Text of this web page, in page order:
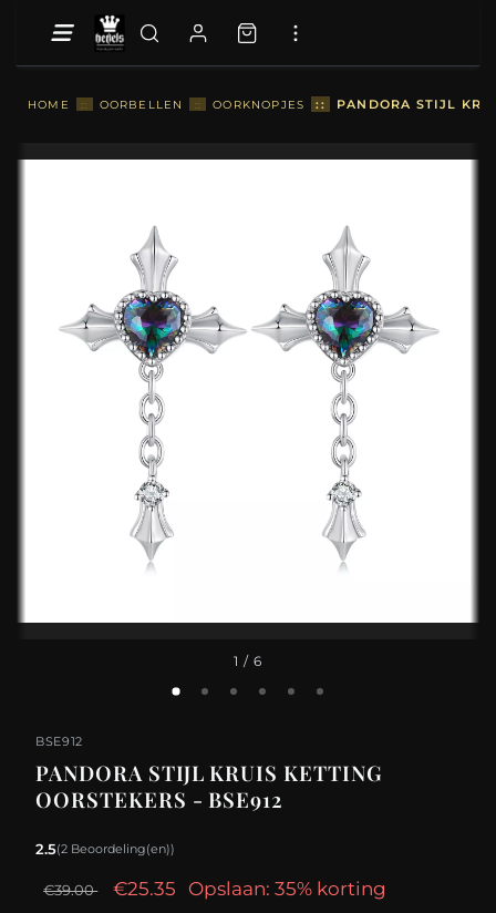
HOME :: OORBELLEN :: OORKNOPJES :: PANDORA STIJL
1 / 6
BSE912
PANDORA STIJL KRUIS KETTING
OORSTEKERS - BSE912
2.5(2 Beoordeling(en))
€39.00 €25.35 Opslaan: 35% korting